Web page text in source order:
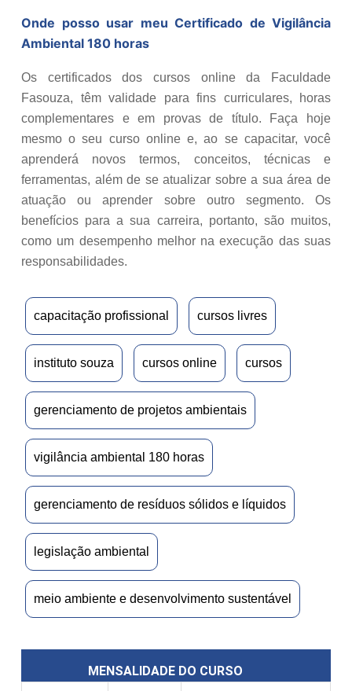
Onde posso usar meu Certificado de Vigilância
Ambiental 180 horas
Os certificados dos cursos online da Faculdade
Fasouza, têm validade para fins curriculares, horas
complementares e em provas de título. Faça hoje
mesmo o seu curso online e, ao se capacitar, você
aprenderá novos termos, conceitos, técnicas e
ferramentas, além de se atualizar sobre a sua área de
atuação ou aprender sobre outro segmento. Os
benefícios para a sua carreira, portanto, são muitos,
como um desempenho melhor na execução das suas
responsabilidades.
capacitação profissional cursos livres
instituto souza cursos online cursos
gerenciamento de projetos ambientais
vigilância ambiental 180 horas
gerenciamento de resíduos sólidos e líquidos
legislação ambiental
meio ambiente e desenvolvimento sustentável
MENSALIDADE DO CURSO